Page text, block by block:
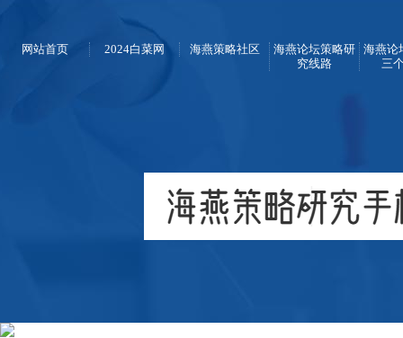
网站首页 2024白菜网 海燕策略社区
海燕论坛策略研
究线路
海燕论
三